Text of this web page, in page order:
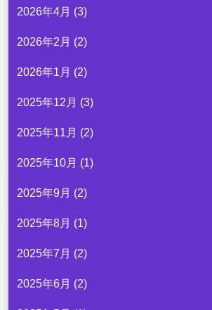
2026年4月 (3)
2026年2月 (2)
2026年1月 (2)
2025年12月 (3)
2025年11月 (2)
2025年10月 (1)
2025年9月 (2)
2025年8月 (1)
2025年7月 (2)
2025年6月 (2)